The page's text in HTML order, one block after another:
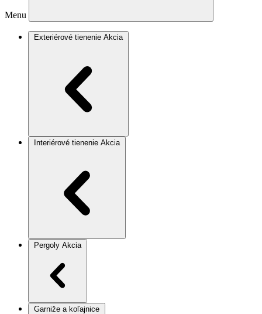
Menu
Exteriérové tienenie Akcia
Interiérové tienenie Akcia
Pergoly Akcia
Garniže a koľajnice